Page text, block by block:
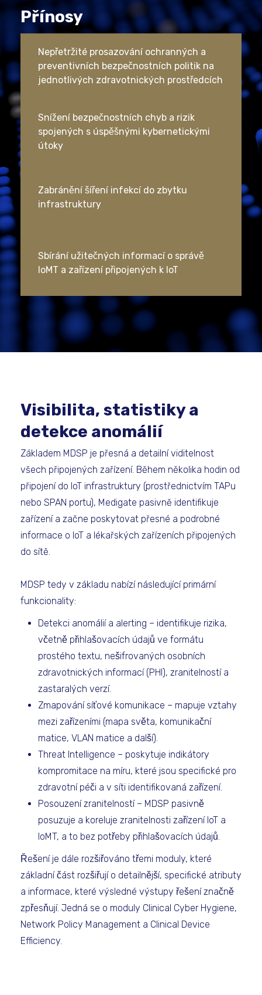
Přínosy
Nepřetržité prosazování ochranných a
preventivních bezpečnostních politik na
jednotlivých zdravotnických prostředcích
Snížení bezpečnostních chyb a rizik
spojených s úspěšnými kybernetickými
útoky
Zabránění šíření infekcí do zbytku
infrastruktury
Sbírání užitečných informací o správě
IoMT a zařízení připojených k IoT
Visibilita, statistiky a
detekce anomálií
Základem MDSP je přesná a detailní viditelnost
všech připojených zařízení. Během několika hodin od
připojení do IoT infrastruktury (prostřednictvím TAPu
nebo SPAN portu), Medigate pasivně identifikuje
zařízení a začne poskytovat přesné a podrobné
informace o IoT a lékařských zařízeních připojených
do sítě.
MDSP tedy v základu nabízí následující primární
funkcionality:
Detekci anomálií a alerting – identifikuje rizika,
včetně přihlašovacích údajů ve formátu
prostého textu, nešifrovaných osobních
zdravotnických informací (PHI), zranitelností a
zastaralých verzí.
Zmapování síťové komunikace – mapuje vztahy
mezi zařízeními (mapa světa, komunikační
matice, VLAN matice a další).
Threat Intelligence – poskytuje indikátory
kompromitace na míru, které jsou specifické pro
zdravotní péči a v síti identifikovaná zařízení.
Posouzení zranitelností – MDSP pasivně
posuzuje a koreluje zranitelnosti zařízení IoT a
IoMT, a to bez potřeby přihlašovacích údajů.
Řešení je dále rozšiřováno třemi moduly, které
základní část rozšiřují o detailnější, specifické atributy
a informace, které výsledné výstupy řešení značně
zpřesňují. Jedná se o moduly Clinical Cyber Hygiene,
Network Policy Management a Clinical Device
Efficiency.